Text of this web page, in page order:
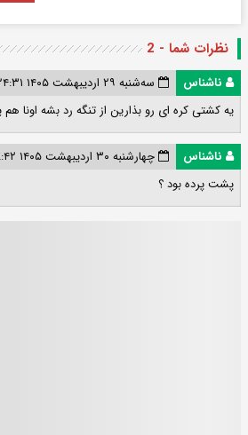
نظرات شما - 2
ناشناس
سه‌شنبه ۲۹ اردیبهشت ۱۴۰۵ ۱۶:۲۴:۳۱
یه کشتی کره ای رو بذارین از تنگه رد بشه اونا
ناشناس
چهارشنبه ۳۰ اردیبهشت ۱۴۰۵ ۱۷:۱۸:۴۲
پشت پرده بود ؟